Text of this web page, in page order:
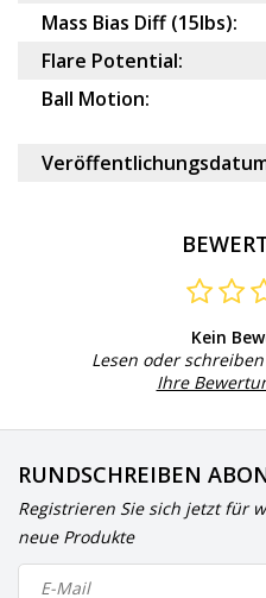
Mass Bias Diff (15lbs):
Flare Potential:
Ball Motion:
Kein
Lesen oder
Ihre
RUNDSCHREIBEN
Registrieren Sie sich jetzt für
neue Produkte